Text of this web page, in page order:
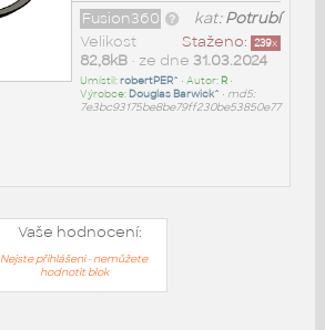
kat:Potrubí
Fusion360
Staženo: 239x
Velikost
82,8kB• ze dne 31.03.2024
Umístil:robertPER^ • Autor: R•
Výrobce: Douglas Barwick^ • md5:
7e3bc93175be8be79ff230be53850e77
Vaše hodnocení:
Nejste přihlášeni - nemůžete
hodnotit blok